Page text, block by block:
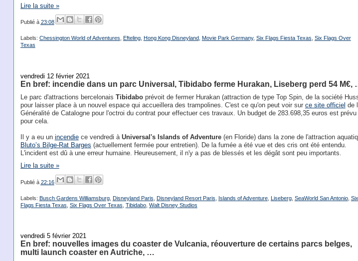
Lire la suite »
Publié à 23:08
Labels: Chessington World of Adventures Efteling, Hong Kong Disneyland Movie Park Germany, Six Flags Fiesta Texas Six Flags Over
Texas
vendredi 12 février 2021
En bref: incendie dans un parc Universal, Tibidabo ferme Hurakan, Liseberg perd 54 M€,
Le parc d'attractions bercelonais Tibidaboprévoit de fermer Hurakan (attraction de type Top Spin, de la société
pour laisser place à un nouvel espace qui accueillera des trampolines. C'est ce qu'on peut voir sur ce site officiel de
Généralité de Catalogne pour l'octroi du contrat pour effectuer ces travaux. Un budget de 283.698,35 euros est prévu
pour cela.
Il y a eu un incendiece vendredi à Universal's Islands of Adventure(en Floride) dans la zone de l'attraction
Bluto’s Bilge-Rat Barges (actuellement fermée pour entretien). De la fumée a été vue et des cris ont été entendu.
L'incident est dû à une erreur humaine. Heureusement, il n'y a pas de blessés et les dégât sont peu importants.
Lire la suite »
Publié à 22:16
Labels: Busch Gardens Williamsburg, Disneyland Paris Disneyland Resort Paris Islands of Adventure, Liseberg, SeaWorld San Antonio, Six
Flags Fiesta Texas Six Flags Over Texas Tibidabo, Walt Disney Studios
vendredi 5 février 2021
En bref: nouvelles images du coaster de Vulcania, réouverture de certains parcs belges,
multi launch coaster en Autriche, …